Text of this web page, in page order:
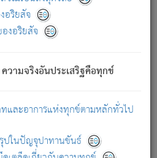
อริยสัจ
งอริยสัจ
ามจริงอันประเสริฐคือทุกข์
และอาการแห่งทุกข์ตามหลักทั่วไป
ปในปัญจุปาทานขันธ์
ด กล่าวความหลุดพ้นจากภพว่า
สมณะหรือพราหมณ์ทั้งปวงนั้น
ากล่าวว่า สมณะหรือพราหมณ์ทั้ง
ด้.
งอุปธิทั้งปวง.
ทานทั้งปวง ความเกิดขึ้นแห่ง
ว่า) สัตว์ทั้งหลายอันอวิชาหนา